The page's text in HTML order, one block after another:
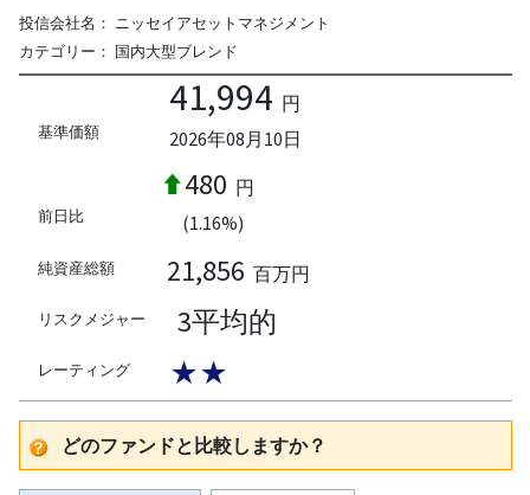
投信会社名： ニッセイアセットマネジメント
カテゴリー： 国内大型ブレンド
基準価額
41,994 円
2026年08月10日
前日比
480 円
(1.16%)
純資産総額 21,856 百万円
リスクメジャー 3平均的
レーティング ★★
どのファンドと比較しますか？